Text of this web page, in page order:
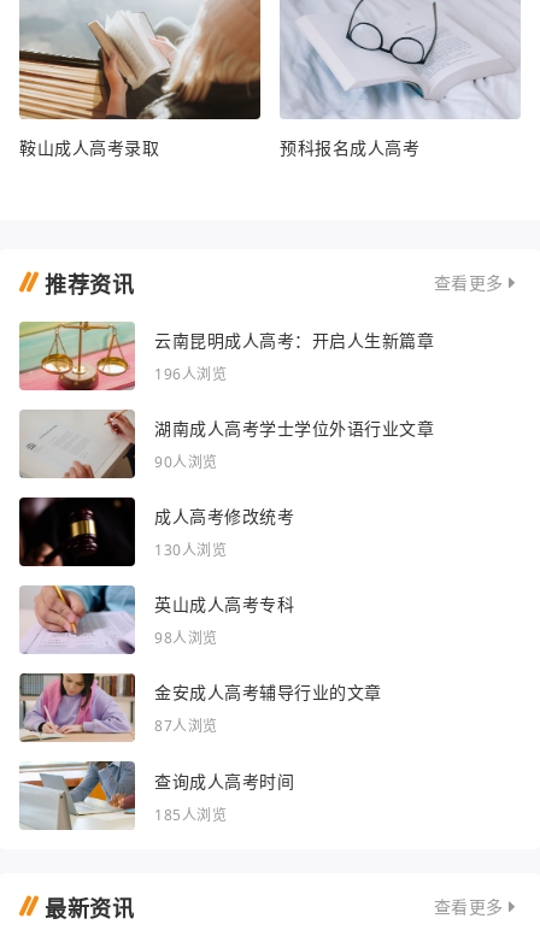
鞍山成人高考录取 预科报名成人高考
推荐资讯 查看更多
云南昆明成人高考：开启人生新篇章
196人浏览
湖南成人高考学士学位外语行业文章
90人浏览
成人高考修改统考
130人浏览
英山成人高考专科
98人浏览
金安成人高考辅导行业的文章
87人浏览
查询成人高考时间
185人浏览
最新资讯 查看更多